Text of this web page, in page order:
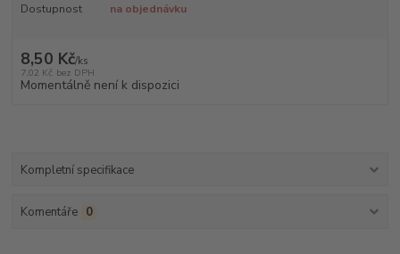
Dostupnost na objednávku
8,50 Kč/ks
7,02 Kč bez DPH
Momentálně není k dispozici
Kompletní specifikace
Komentáře 0